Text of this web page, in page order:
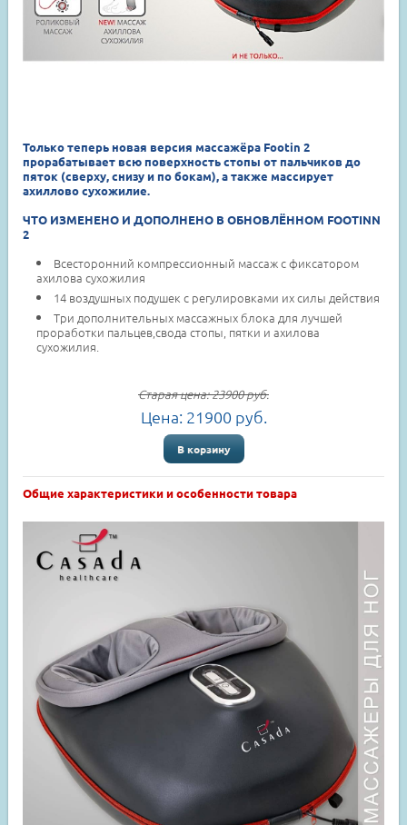
Только теперь новая версия массажёра Footin 2
прорабатывает всю поверхность стопы от пальчиков до
пяток (сверху, снизу и по бокам), а также массирует
ахиллово сухожилие.
ЧТО ИЗМЕНЕНО И ДОПОЛНЕНО В ОБНОВЛЁННОМ FOOTINN
2
Всесторонний компрессионный массаж с фиксатором
ахилова сухожилия
14 воздушных подушек с регулировками их силы действия
Три дополнительных массажных блока для лучшей
проработки пальцев,свода стопы, пятки и ахилова
сухожилия.
Старая цена:23900руб.
Цена: 21900 руб.
В корзину
Общие характеристики и особенности товара